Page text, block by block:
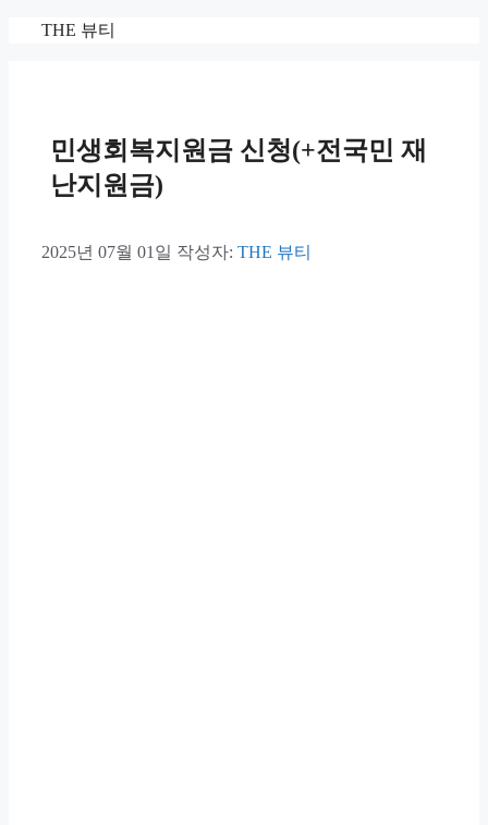
THE 뷰티
민생회복지원금 신청(+전국민 재
난지원금)
2025년 07월 01일 작성자: THE 뷰티